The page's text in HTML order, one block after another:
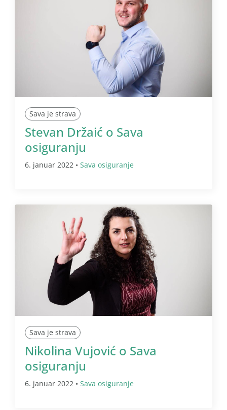
Sava je strava
Stevan Držaić o Sava
osiguranju
6. januar 2022 • Sava osiguranje
Sava je strava
Nikolina Vujović o Sava
osiguranju
6. januar 2022 • Sava osiguranje